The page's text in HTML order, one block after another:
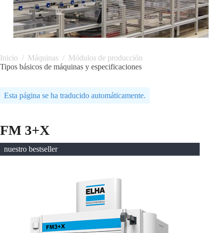
Inicio / Máquinas / Módulos de producción
Tipos básicos de máquinas y especificaciones
Esta página se ha traducido automáticamente.
FM 3+X
nuestro bestseller